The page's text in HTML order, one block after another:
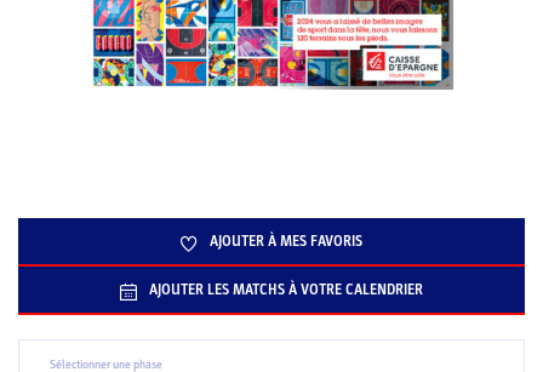
AJOUTER À MES FAVORIS
AJOUTER LES MATCHS À VOTRE CALENDRIER
Sélectionner une phase